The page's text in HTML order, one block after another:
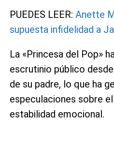
PUEDES LEER: Anette
supuesta infidelidad a
La «Princesa del Pop»
escrutinio público
de su padre, lo que ha
especulaciones sobre
estabilidad emocional.